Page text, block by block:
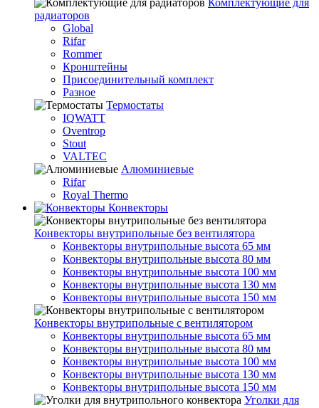
Комплектующие для
радиаторов
Global
Rifar
Rommer
Кронштейны
Присоединительный комплект
Разное
Термостаты
IQWATT
Oventrop
Stout
VALTEC
Алюминиевые
Rifar
Royal Thermo
Конвекторы
Конвекторы внутрипольные без вентилятора
Конвекторы внутрипольные высота 65 мм
Конвекторы внутрипольные высота 80 мм
Конвекторы внутрипольные высота 100 мм
Конвекторы внутрипольные высота 130 мм
Конвекторы внутрипольные высота 150 мм
Конвекторы внутрипольные с вентилятором
Конвекторы внутрипольные высота 65 мм
Конвекторы внутрипольные высота 80 мм
Конвекторы внутрипольные высота 100 мм
Конвекторы внутрипольные высота 130 мм
Конвекторы внутрипольные высота 150 мм
Уголки для